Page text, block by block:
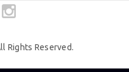
Rights Reserved.